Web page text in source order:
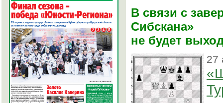
В связи с
Сибскана»
не будет
27